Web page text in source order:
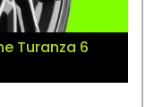
Turanza 6